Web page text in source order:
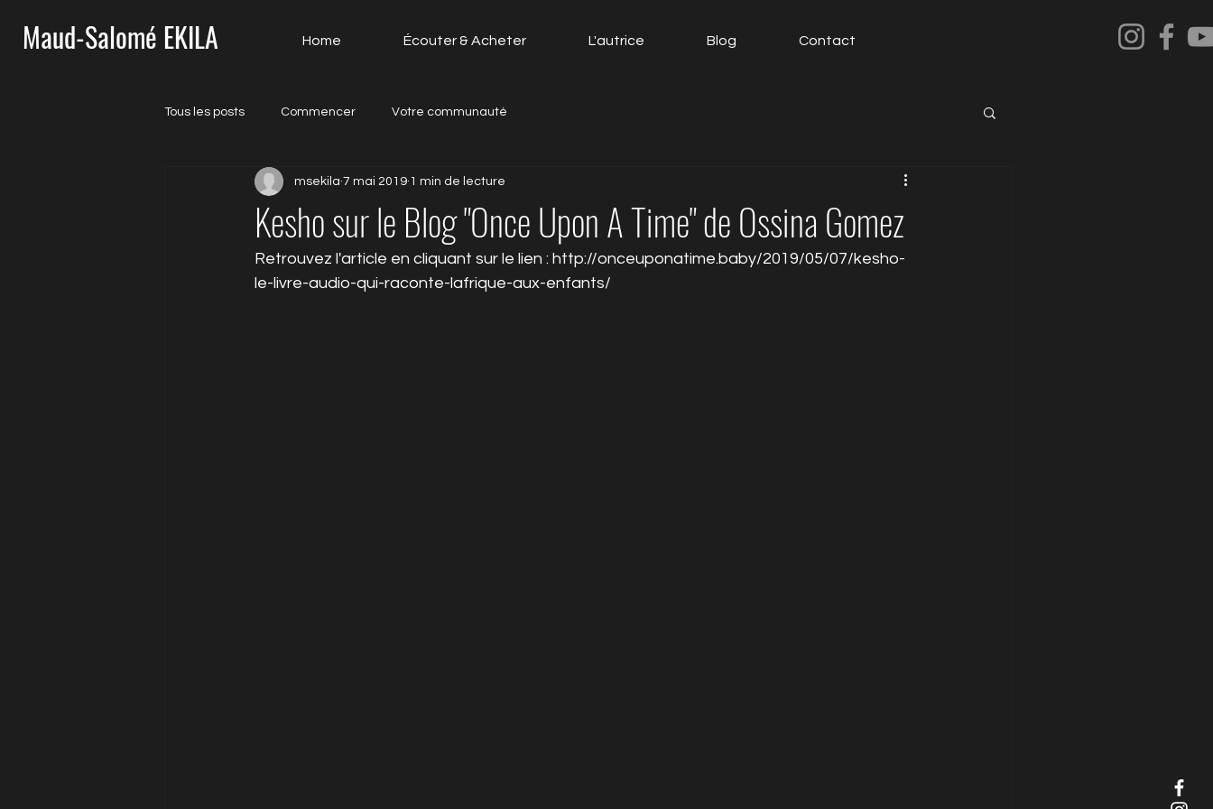
Home Écouter & Acheter L'autrice Blog Contact
Tous les posts Commencer Votre communauté
Kesho sur le Blog "Once Upon A Time" de Ossina Gomez
msekila 7 mai 2019 1 min de lecture
Retrouvez l'article en cliquant sur le lien : http://onceuponatime.baby/2019/05/07/kesho-
le-livre-audio-qui-raconte-lafrique-aux-enfants/
Maud-Salomé EKILA